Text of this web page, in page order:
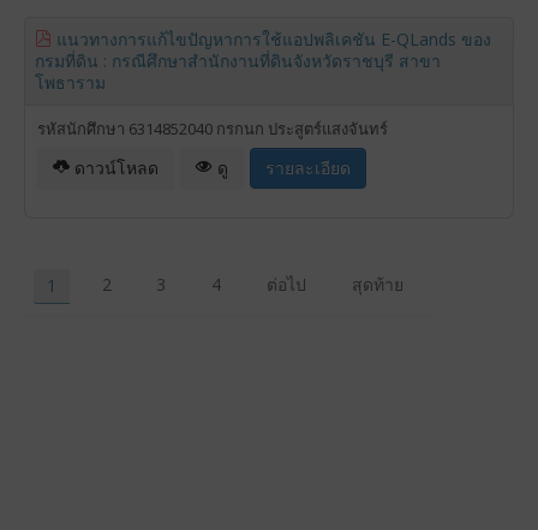
แนวทางการแก้ไขปัญหาการใช้แอปพลิเคชัน E-QLands ของ
กรมที่ดิน : กรณีศึกษาสำนักงานที่ดินจังหวัดราชบุรี สาขา
โพธาราม
รหัสนักศึกษา 6314852040 กรกนก ประสูตร์แสงจันทร์
ดาวน์โหลด ดู รายละเอียด
1 2 3 4 ต่อไป สุดท้าย